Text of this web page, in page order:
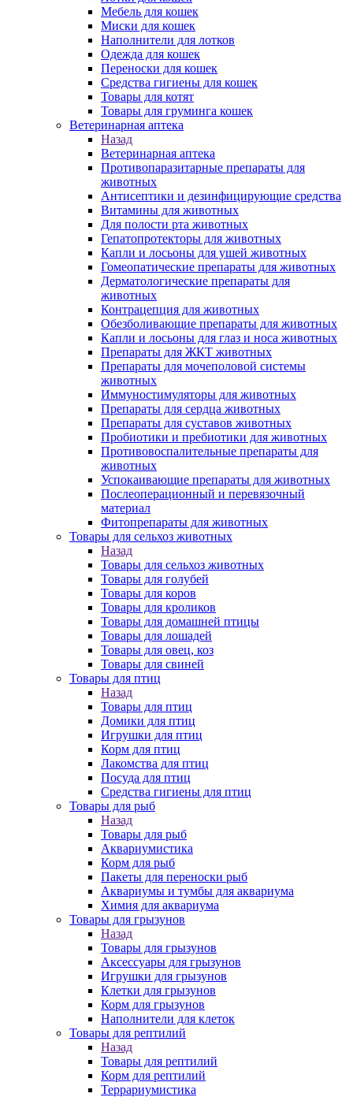
Мебель для кошек
Миски для кошек
Наполнители для лотков
Одежда для кошек
Переноски для кошек
Средства гигиены для кошек
Товары для котят
Товары для груминга кошек
Ветеринарная аптека
Назад
Ветеринарная аптека
Противопаразитарные препараты для
животных
Антисептики и дезинфицирующие средства
Витамины для животных
Для полости рта животных
Гепатопротекторы для животных
Капли и лосьоны для ушей животных
Гомеопатические препараты для животных
Дерматологические препараты для
животных
Контрацепция для животных
Обезболивающие препараты для животных
Капли и лосьоны для глаз и носа животных
Препараты для ЖКТ животных
Препараты для мочеполовой системы
животных
Иммуностимуляторы для животных
Препараты для сердца животных
Препараты для суставов животных
Пробиотики и пребиотики для животных
Противовоспалительные препараты для
животных
Успокаивающие препараты для животных
Послеоперационный и перевязочный
материал
Фитопрепараты для животных
Товары для сельхоз животных
Назад
Товары для сельхоз животных
Товары для голубей
Товары для коров
Товары для кроликов
Товары для домашней птицы
Товары для лошадей
Товары для овец, коз
Товары для свиней
Товары для птиц
Назад
Товары для птиц
Домики для птиц
Игрушки для птиц
Корм для птиц
Лакомства для птиц
Посуда для птиц
Средства гигиены для птиц
Товары для рыб
Назад
Товары для рыб
Аквариумистика
Корм для рыб
Пакеты для переноски рыб
Аквариумы и тумбы для аквариума
Химия для аквариума
Товары для грызунов
Назад
Товары для грызунов
Аксессуары для грызунов
Игрушки для грызунов
Клетки для грызунов
Корм для грызунов
Наполнители для клеток
Товары для рептилий
Назад
Товары для рептилий
Корм для рептилий
Террариумистика